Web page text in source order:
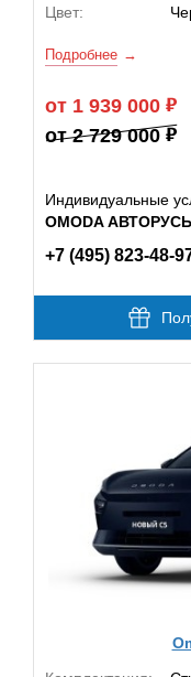
Цвет:
Подробнее
от 1 939 000
от 2 729 000
Индивидуальные
OMODA
+7 (495) 823-48-